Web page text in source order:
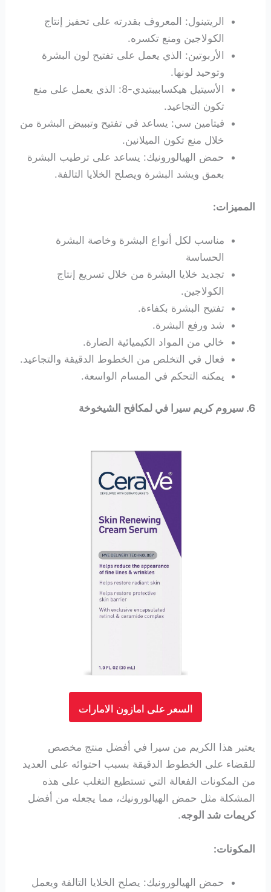
الريتينول: المعروف بقدرته على تحفيز إنتاج
الكولاجين ومنع تكسره.
الأربوتين: الذي يعمل على تفتيح لون البشرة
وتوحيد لونها.
الأسيتيل هيكسابيبتيدي-8: الذي يعمل على منع
تكون التجاعيد.
فيتامين سي: يساعد في تفتيح وتببيض البشرة من
خلال منع تكون الميلانين.
حمض الهيالورونيك: يساعد على ترطيب البشرة
بعمق ويشد البشرة ويصلح الخلايا التالفة.
المميزات:
مناسب لكل أنواع البشرة وخاصة البشرة
الحساسة
تجديد خلايا البشرة من خلال تسريع إنتاج
الكولاجين.
تفتيح البشرة بكفاءة.
شد ورفع البشرة.
خالي من المواد الكيميائية الضارة.
فعال في التخلص من الخطوط الدقيقة والتجاعيد.
يمكنه التحكم في المسام الواسعة.
6. سيروم كريم سيرا في لمكافح الشيخوخة
السعر على امازون الامارات
يعتبر هذا الكريم من سيرا في أفضل منتج مخصص
للقضاء على الخطوط الدقيقة بسبب احتوائه على العديد
من المكونات الفعالة التي تستطيع التغلب على هذه
المشكلة مثل حمض الهيالورونيك، مما يجعله من أفضل
كريمات شد الوجه.
المكونات:
حمض الهيالورونيك: يصلح الخلايا التالفة ويعمل